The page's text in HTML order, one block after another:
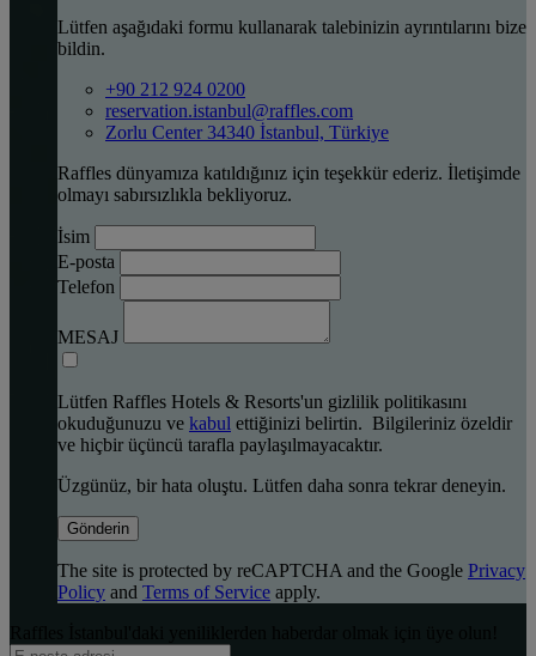
Lütfen aşağıdaki formu kullanarak talebinizin ayrıntılarını bize
bildin.
+90 212 924 0200
reservation.istanbul@raffles.com
Zorlu Center 34340 İstanbul, Türkiye
Raffles dünyamıza katıldığınız için teşekkür ederiz. İletişimde
olmayı sabırsızlıkla bekliyoruz.
İsim
E-posta
Telefon
MESAJ
Lütfen Raffles Hotels & Resorts'un gizlilik politikasını
okuduğunuzu ve kabul ettiğinizi belirtin. Bilgileriniz özeldir
ve hiçbir üçüncü tarafla paylaşılmayacaktır.
Üzgünüz, bir hata oluştu. Lütfen daha sonra tekrar deneyin.
Gönderin
The site is protected by reCAPTCHA and the Google Privacy
Policy and Terms of Service apply.